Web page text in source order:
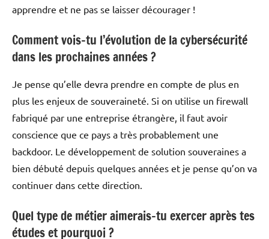
apprendre et ne pas se laisser décourager !
Comment vois-tu l’évolution de la cybersécurité
dans les prochaines années ?
Je pense qu’elle devra prendre en compte de plus en
plus les enjeux de souveraineté. Si on utilise un firewall
fabriqué par une entreprise étrangère, il faut avoir
conscience que ce pays a très probablement une
backdoor. Le développement de solution souveraines a
bien débuté depuis quelques années et je pense qu’on va
continuer dans cette direction.
Quel type de métier aimerais-tu exercer après tes
études et pourquoi ?